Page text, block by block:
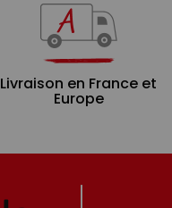
Livraison en France et
Europe